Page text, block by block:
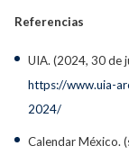
Referencias
UIA. (2024, 30 de
https://www.uia-
2024/
Calendar México.